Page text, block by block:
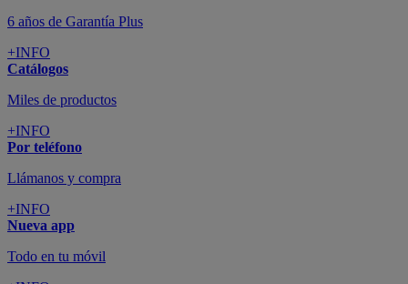
6 años de Garantía Plus
+INFO
Catálogos
Miles de productos
+INFO
Por teléfono
Llámanos y compra
+INFO
Nueva app
Todo en tu móvil